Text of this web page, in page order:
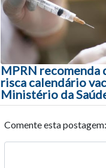
MPRN recomenda
risca calendário
Ministério da
Comente esta postagem: